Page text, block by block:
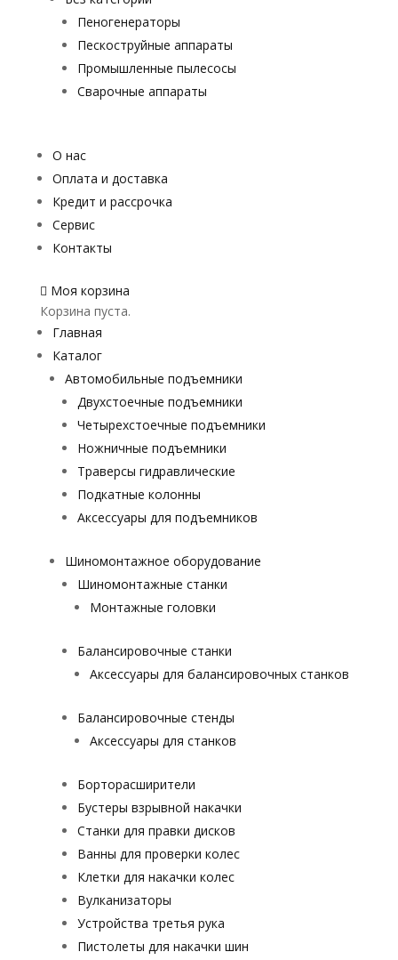
Пеногенераторы
Пескоструйные аппараты
Промышленные пылесосы
Сварочные аппараты
О нас
Оплата и доставка
Кредит и рассрочка
Сервис
Контакты
Моя корзина
Корзина пуста.
Главная
Каталог
Автомобильные подъемники
Двухстоечные подъемники
Четырехстоечные подъемники
Ножничные подъемники
Траверсы гидравлические
Подкатные колонны
Аксессуары для подъемников
Шиномонтажное оборудование
Шиномонтажные станки
Монтажные головки
Балансировочные станки
Аксессуары для балансировочных станков
Балансировочные стенды
Аксессуары для станков
Борторасширители
Бустеры взрывной накачки
Станки для правки дисков
Ванны для проверки колес
Клетки для накачки колес
Вулканизаторы
Устройства третья рука
Пистолеты для накачки шин